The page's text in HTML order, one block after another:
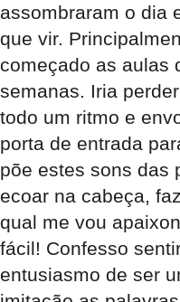
assombraram o dia
que vir.
começado as aulas
semanas. Iria
todo um ritmo e
porta de entrada
põe estes sons das
ecoar na cabeça,
qual me vou
fácil! Confesso
entusiasmo de ser